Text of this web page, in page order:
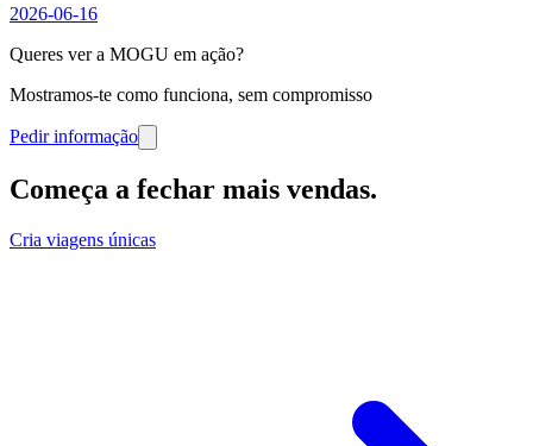
2026-06-16
Queres ver a MOGU em ação?
Mostramos-te como funciona, sem compromisso
Pedir informação
Começa a fechar mais vendas.
Cria viagens únicas